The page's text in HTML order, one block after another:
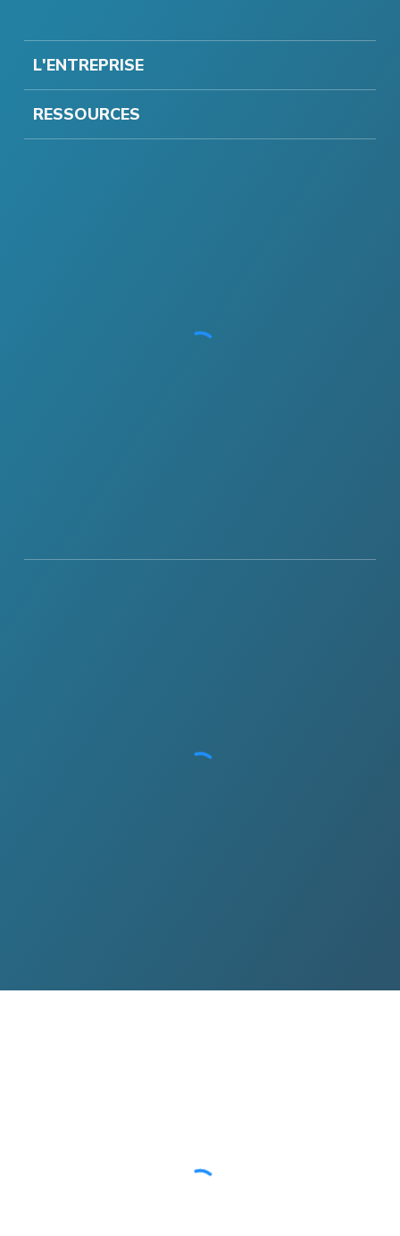
L'ENTREPRISE
RESSOURCES